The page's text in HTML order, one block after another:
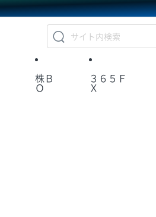
株Ｂ
Ｏ
３６５Ｆ
Ｘ